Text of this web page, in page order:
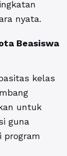
nyata.
Beasiswa
kelas
untuk
guna
program